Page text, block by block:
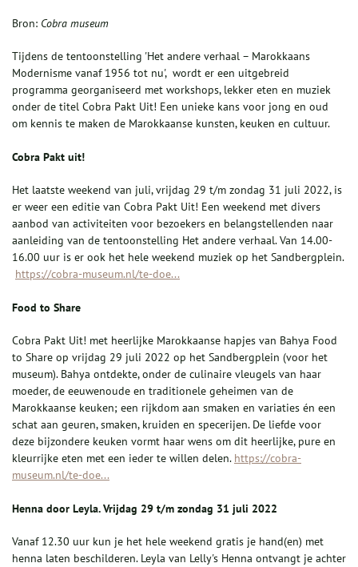
Bron: Cobra museum
Tijdens de tentoonstelling 'Het andere verhaal – Marokkaans
Modernisme vanaf 1956 tot nu', wordt er een uitgebreid
programma georganiseerd met workshops, lekker eten en muziek
onder de titel Cobra Pakt Uit! Een unieke kans voor jong en oud
om kennis te maken de Marokkaanse kunsten, keuken en cultuur.
Cobra Pakt uit!
Het laatste weekend van juli, vrijdag 29 t/m zondag 31 juli 2022, is
er weer een editie van Cobra Pakt Uit! Een weekend met divers
aanbod van activiteiten voor bezoekers en belangstellenden naar
aanleiding van de tentoonstelling Het andere verhaal. Van 14.00-
16.00 uur is er ook het hele weekend muziek op het Sandbergplein.
https://cobra-museum.nl/te-doe...
Food to Share
Cobra Pakt Uit! met heerlijke Marokkaanse hapjes van Bahya Food
to Share op vrijdag 29 juli 2022 op het Sandbergplein (voor het
museum). Bahya ontdekte, onder de culinaire vleugels van haar
moeder, de eeuwenoude en traditionele geheimen van de
Marokkaanse keuken; een rijkdom aan smaken en variaties én een
schat aan geuren, smaken, kruiden en specerijen. De liefde voor
deze bijzondere keuken vormt haar wens om dit heerlijke, pure en
kleurrijke eten met een ieder te willen delen. https://cobra-
museum.nl/te-doe...
Henna door Leyla. Vrijdag 29 t/m zondag 31 juli 2022
Vanaf 12.30 uur kun je het hele weekend gratis je hand(en) met
henna laten beschilderen. Leyla van Lelly's Henna ontvangt je achter